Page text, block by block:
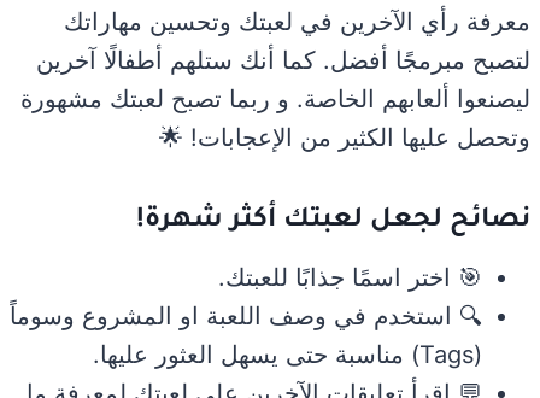
معرفة رأي الآخرين في لعبتك وتحسين مهاراتك
لتصبح مبرمجًا أفضل. كما أنك ستلهم أطفالًا آخرين
ليصنعوا ألعابهم الخاصة. و ربما تصبح لعبتك مشهورة
وتحصل عليها الكثير من الإعجابات! 🌟
نصائح لجعل لعبتك أكثر شهرة!
🎯 اختر اسمًا جذابًا للعبتك.
🔍 استخدم في وصف اللعبة او المشروع وسوماً
(Tags) مناسبة حتى يسهل العثور عليها.